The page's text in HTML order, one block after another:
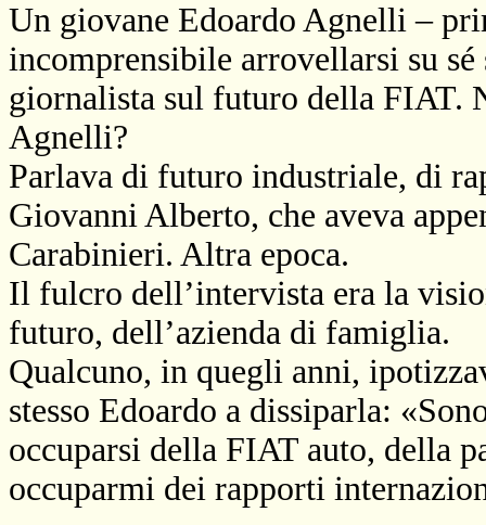
Un giovane Edoardo Agnelli –
incomprensibile arrovellarsi su
giornalista sul futuro della FIAT.
Agnelli?
Parlava di futuro industriale, di
Giovanni Alberto, che aveva
Carabinieri. Altra epoca.
Il fulcro dell’intervista era la
futuro, dell’azienda di famiglia.
Qualcuno, in quegli anni,
stesso Edoardo a dissiparla:
occuparsi della FIAT auto, della
occuparmi dei rapporti